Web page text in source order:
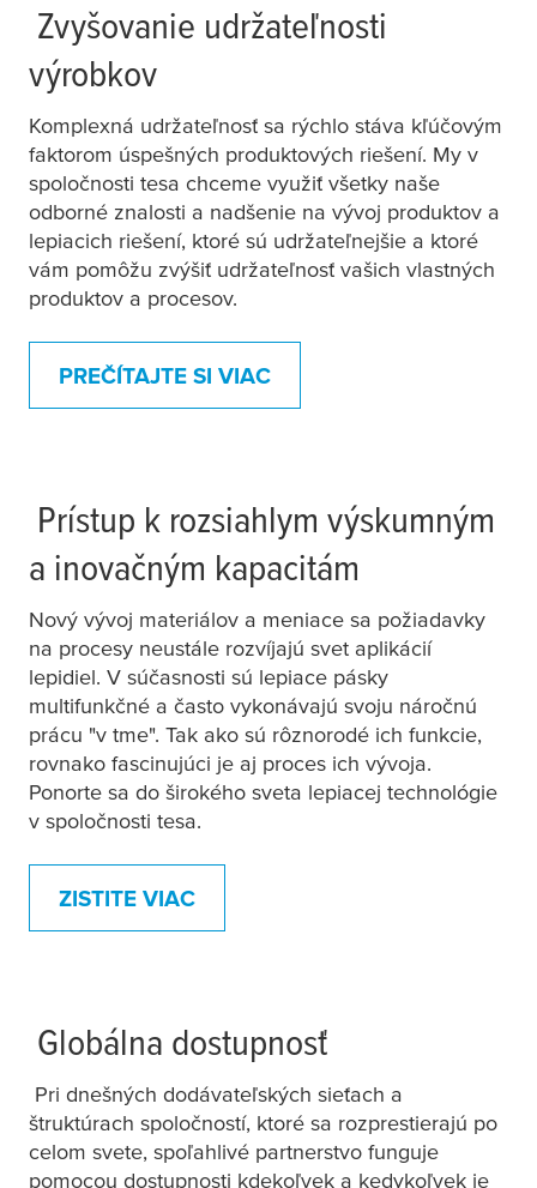
Zvyšovanie udržateľnosti
výrobkov
Komplexná udržateľnosť sa rýchlo stáva kľúčovým
faktorom úspešných produktových riešení. My v
spoločnosti tesa chceme využiť všetky naše
odborné znalosti a nadšenie na vývoj produktov a
lepiacich riešení, ktoré sú udržateľnejšie a ktoré
vám pomôžu zvýšiť udržateľnosť vašich vlastných
produktov a procesov.
PREČÍTAJTE SI VIAC
Prístup k rozsiahlym výskumným
a inovačným kapacitám
Nový vývoj materiálov a meniace sa požiadavky
na procesy neustále rozvíjajú svet aplikácií
lepidiel. V súčasnosti sú lepiace pásky
multifunkčné a často vykonávajú svoju náročnú
prácu "v tme". Tak ako sú rôznorodé ich funkcie,
rovnako fascinujúci je aj proces ich vývoja.
Ponorte sa do širokého sveta lepiacej technológie
v spoločnosti tesa.
ZISTITE VIAC
Globálna dostupnosť
Pri dnešných dodávateľských sieťach a
štruktúrach spoločností, ktoré sa rozprestierajú po
celom svete, spoľahlivé partnerstvo funguje
pomocou dostupnosti kdekoľvek a kedykoľvek je